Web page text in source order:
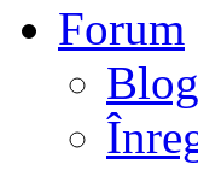
Forum